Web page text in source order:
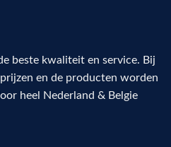
beste kwaliteit en service. Bij
en de producten worden
heel Nederland & Belgie